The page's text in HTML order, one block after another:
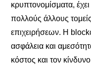
κρυπτονομίσματα,
πολλούς άλλους
επιχειρήσεων. Η
ασφάλεια και
κόστος και τον